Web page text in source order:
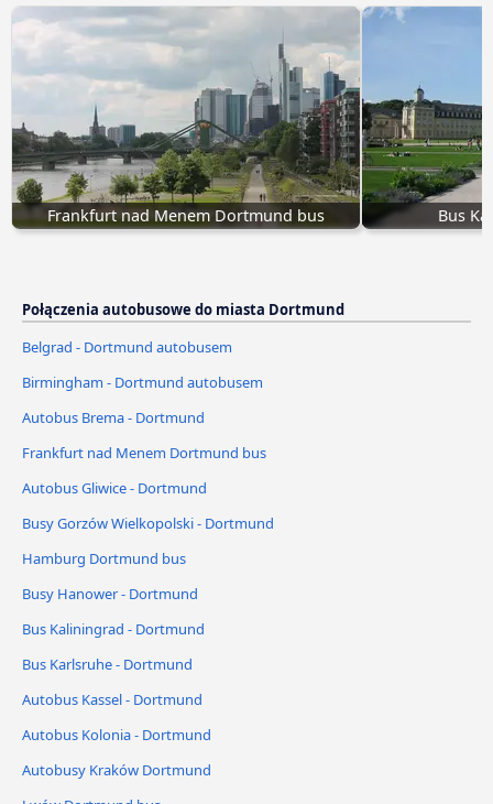
Frankfurt nad Menem Dortmund bus Bus
Połączenia autobusowe do miasta Dortmund
Belgrad - Dortmund autobusem
Birmingham - Dortmund autobusem
Autobus Brema - Dortmund
Frankfurt nad Menem Dortmund bus
Autobus Gliwice - Dortmund
Busy Gorzów Wielkopolski - Dortmund
Hamburg Dortmund bus
Busy Hanower - Dortmund
Bus Kaliningrad - Dortmund
Bus Karlsruhe - Dortmund
Autobus Kassel - Dortmund
Autobus Kolonia - Dortmund
Autobusy Kraków Dortmund